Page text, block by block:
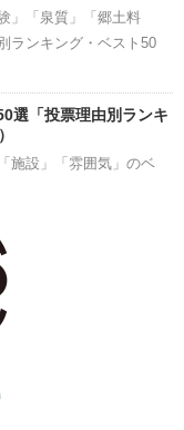
」「泉質」「郷土料
ランキング・ベスト50
選「投票理由別ランキ
施設」「雰囲気」のベ